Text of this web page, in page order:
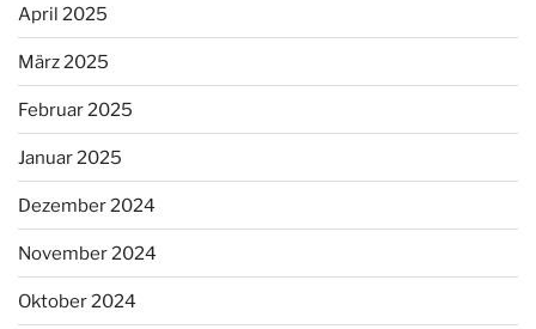
April 2025
März 2025
Februar 2025
Januar 2025
Dezember 2024
November 2024
Oktober 2024